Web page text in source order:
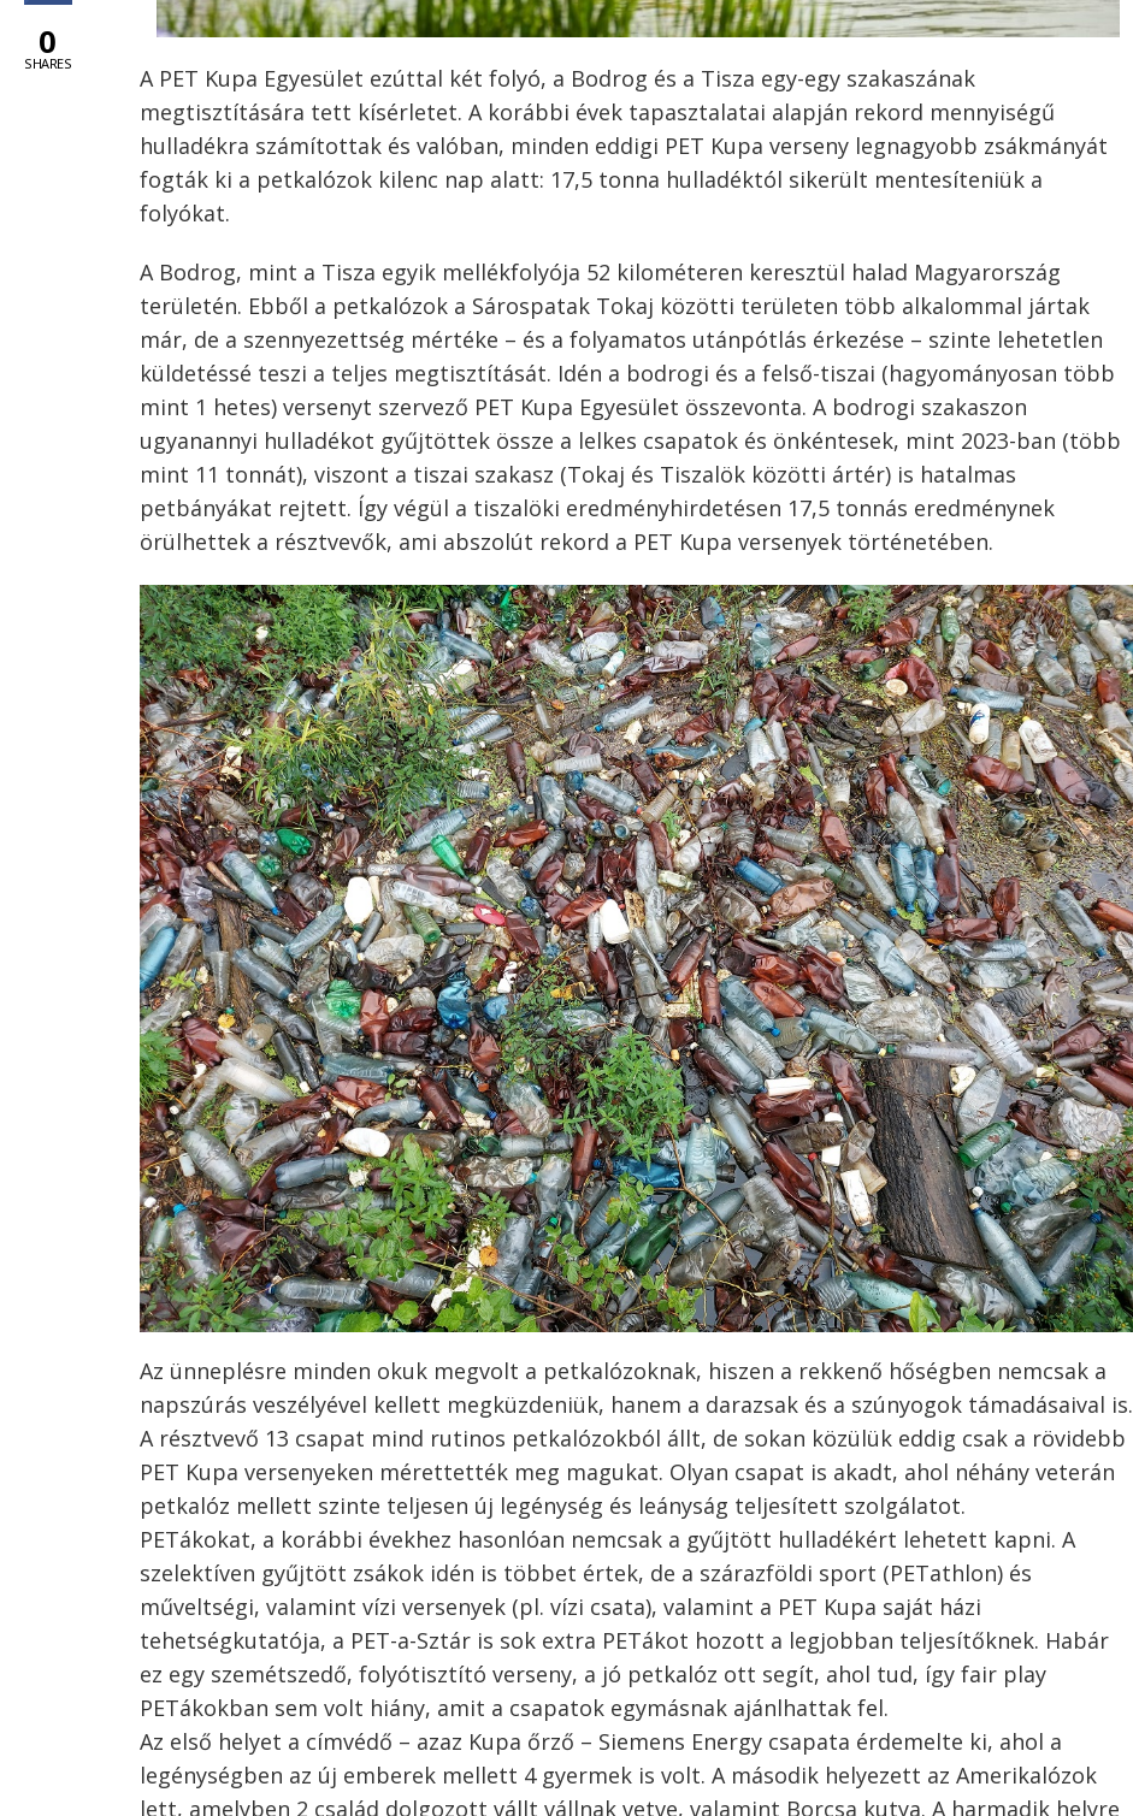
A PET Kupa Egyesület ezúttal két folyó, a Bodrog és a Tisza egy-egy szakaszának
megtisztítására tett kísérletet. A korábbi évek tapasztalatai alapján rekord mennyiségű
hulladékra számítottak és valóban, minden eddigi PET Kupa verseny legnagyobb zsákmányát
fogták ki a petkalózok kilenc nap alatt: 17,5 tonna hulladéktól sikerült mentesíteniük a
folyókat.
A Bodrog, mint a Tisza egyik mellékfolyója 52 kilométeren keresztül halad Magyarország
területén. Ebből a petkalózok a Sárospatak Tokaj közötti területen több alkalommal jártak
már, de a szennyezettség mértéke – és a folyamatos utánpótlás érkezése – szinte lehetetlen
küldetéssé teszi a teljes megtisztítását. Idén a bodrogi és a felső-tiszai (hagyományosan több
mint 1 hetes) versenyt szervező PET Kupa Egyesület összevonta. A bodrogi szakaszon
ugyanannyi hulladékot gyűjtöttek össze a lelkes csapatok és önkéntesek, mint 2023-ban (több
mint 11 tonnát), viszont a tiszai szakasz (Tokaj és Tiszalök közötti ártér) is hatalmas
petbányákat rejtett. Így végül a tiszalöki eredményhirdetésen 17,5 tonnás eredménynek
örülhettek a résztvevők, ami abszolút rekord a PET Kupa versenyek történetében.
Az ünneplésre minden okuk megvolt a petkalózoknak, hiszen a rekkenő hőségben nemcsak a
napszúrás veszélyével kellett megküzdeniük, hanem a darazsak és a szúnyogok támadásaival is.
A résztvevő 13 csapat mind rutinos petkalózokból állt, de sokan közülük eddig csak a rövidebb
PET Kupa versenyeken mérettették meg magukat. Olyan csapat is akadt, ahol néhány veterán
petkalóz mellett szinte teljesen új legénység és leányság teljesített szolgálatot.
PETákokat, a korábbi évekhez hasonlóan nemcsak a gyűjtött hulladékért lehetett kapni. A
szelektíven gyűjtött zsákok idén is többet értek, de a szárazföldi sport (PETathlon) és
műveltségi, valamint vízi versenyek (pl. vízi csata), valamint a PET Kupa saját házi
tehetségkutatója, a PET-a-Sztár is sok extra PETákot hozott a legjobban teljesítőknek. Habár
ez egy szemétszedő, folyótisztító verseny, a jó petkalóz ott segít, ahol tud, így fair play
PETákokban sem volt hiány, amit a csapatok egymásnak ajánlhattak fel.
Az első helyet a címvédő – azaz Kupa őrző – Siemens Energy csapata érdemelte ki, ahol a
legénységben az új emberek mellett 4 gyermek is volt. A második helyezett az Amerikalózok
lett, amelyben 2 család dolgozott vállt vállnak vetve, valamint Borcsa kutya. A harmadik helyre
0
SHARES